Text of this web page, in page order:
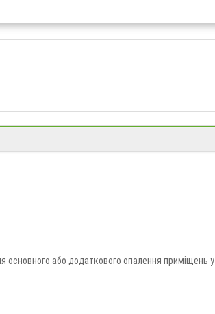
основного або додаткового опалення
захист, енергоспоживання й вимоги до